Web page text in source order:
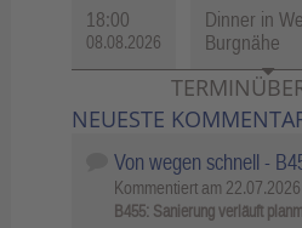
18:00
08.08.2026
Dinner in
Burgnähe
NEUESTE
Von wegen schnell -
Kommentiert am 22.07.2026
B455: Sanierung verläuft